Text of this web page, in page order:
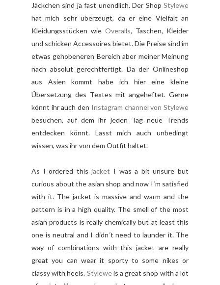
Jäckchen sind ja fast unendlich. Der Shop Stylewe
hat mich sehr überzeugt, da er eine Vielfalt an
Kleidungsstücken wie Overalls, Taschen, Kleider
und schicken Accessoires bietet. Die Preise sind im
etwas gehobeneren Bereich aber meiner Meinung
nach absolut gerechtfertigt. Da der Onlineshop
aus Asien kommt habe ich hier eine kleine
Übersetzung des Textes mit angeheftet. Gerne
könnt ihr auch den Instagram channel von Stylewe
besuchen, auf dem ihr jeden Tag neue Trends
entdecken könnt. Lasst mich auch unbedingt
wissen, was ihr von dem Outfit haltet.
As I ordered thisjacket I was a bit unsure but
curious about the asian shop and now I´m satisfied
with it. The jacket is massive and warm and the
pattern is in a high quality. The smell of the most
asian products is really chemically but at least this
one is neutral and I didn´t need to launder it. The
way of combinations with this jacket are really
great you can wear it sporty to some nikes or
classy with heels. Styleweis a great shop with a lot